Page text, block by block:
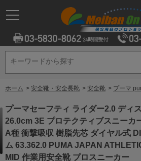
キーワードから探す
キーワードから探す
ホーム > 安全靴・安全長靴 > 安全靴 > プーマ
プーマセーフティ ライダー2.0 ディ
26.0cm 3E プロテクティブスニーカ
A種 衝撃吸収 樹脂先芯 ダイヤル式
ム 63.362.0 PUMA JAPAN
MID 作業用安全靴 プロスニーカー